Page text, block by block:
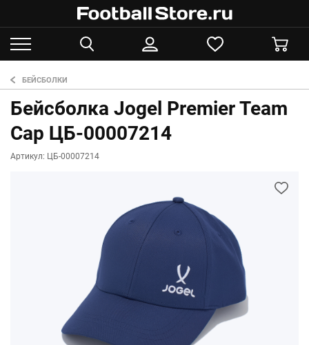
БЕЙСБОЛКИ
Бейсболка Jogel Premier Team
Cap ЦБ-00007214
Артикул: ЦБ-00007214